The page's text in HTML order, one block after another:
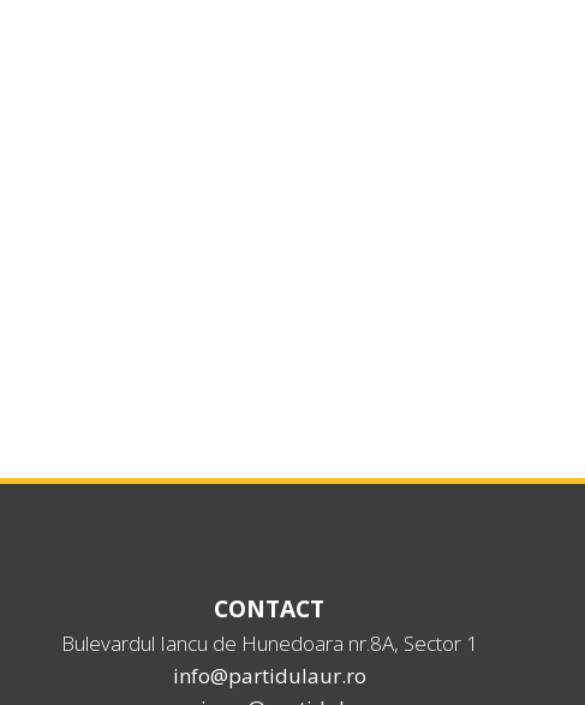
CONTACT
Bulevardul Iancu de Hunedoara nr.8A, Sector 1
info@partidulaur.ro